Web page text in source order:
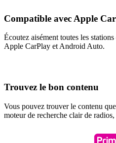
Compatible avec Apple
Écoutez aisément toutes les
Apple CarPlay et Android Auto.
Trouvez le bon contenu
Vous pouvez trouver le contenu
moteur de recherche clair de radios,